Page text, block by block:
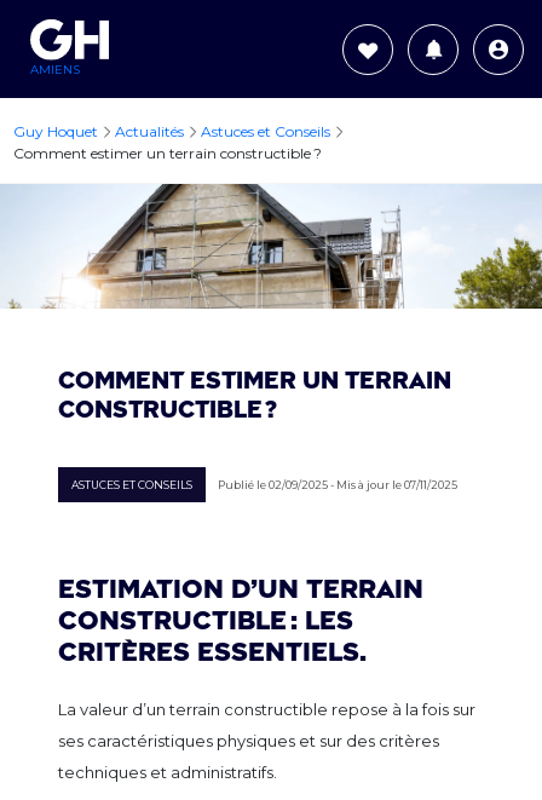
AMIENS
Guy Hoquet Actualités
Astuces et Conseils
Comment estimer un terrain constructible ?
Comment estimer un terrain
constructible ?
ASTUCES ET CONSEILS Publié le 02/09/2025 - Mis à jour le 07/11/2025
Estimation d’un terrain
constructible : les
critères essentiels.
La valeur d’un terrain constructible repose à la fois sur
ses caractéristiques physiques et sur des critères
techniques et administratifs.